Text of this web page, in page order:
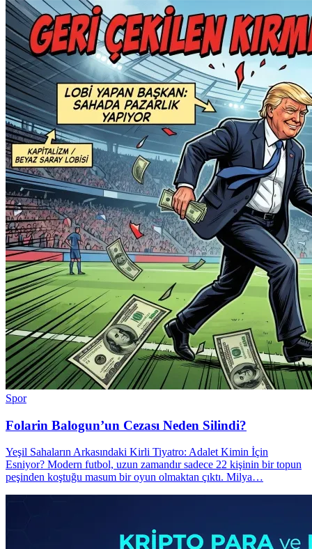
Spor
Folarin Balogun’un Cezası Neden Silindi?
Yeşil Sahaların Arkasındaki Kirli Tiyatro: Adalet Kimin İçin
Esniyor? Modern futbol, uzun zamandır sadece 22 kişinin bir topun
peşinden koştuğu masum bir oyun olmaktan çıktı. Milya…